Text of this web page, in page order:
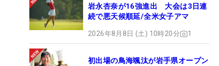
岩永杏奈が16強進出 大会は3日連
続で悪天候順延/全米女子アマ
2026年8月8日 (土) 10時20分 1
初出場の鳥海颯汰が岩手県オープン